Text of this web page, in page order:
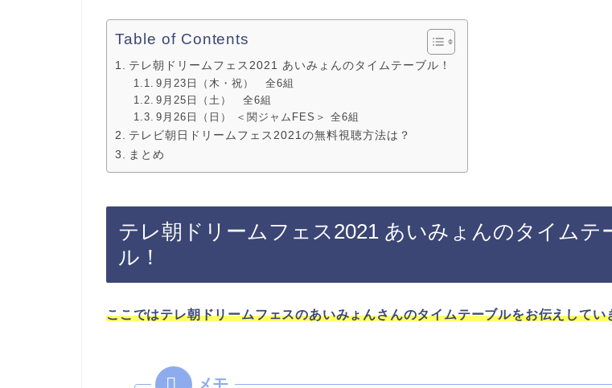
Table of Contents
テレ朝ドリームフェス2021 あいみょんのタイムテーブル！
9月23日（木・祝） 全6組
9月25日（土） 全6組
9月26日（日） ＜関ジャムFES＞ 全6組
テレビ朝日ドリームフェス2021の無料視聴方法は？
まとめ
テレ朝ドリームフェス2021 あいみょんのタイムテ
ル！
ここではテレ朝ドリームフェスのあいみょんさんのタイムテーブルをお伝えしてい